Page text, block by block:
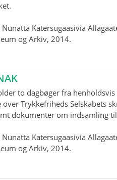
Katersugaasivia
og Arkiv, 2014.
to dagbøger fra
Trykkefriheds Selskabets
dokumenter om indsamling
Katersugaasivia
og Arkiv, 2014.